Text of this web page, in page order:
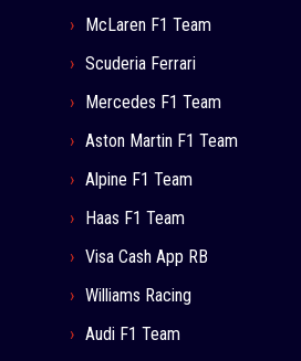
McLaren F1 Team
Scuderia Ferrari
Mercedes F1 Team
Aston Martin F1 Team
Alpine F1 Team
Haas F1 Team
Visa Cash App RB
Williams Racing
Audi F1 Team